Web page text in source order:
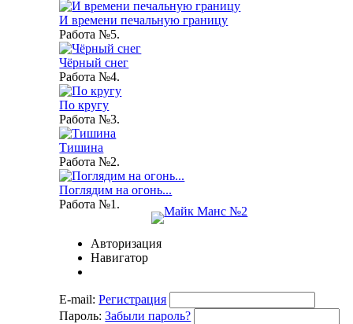
И времени печальную границу
Работа №5.
Чёрный снег
Работа №4.
По кругу
Работа №3.
Тишина
Работа №2.
Поглядим на огонь...
Работа №1.
Авторизация
Навигатор
E-mail: Регистрация
Пароль: Забыли пароль?